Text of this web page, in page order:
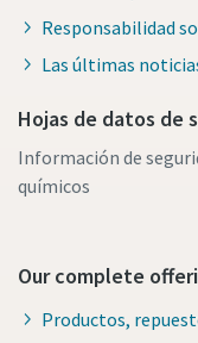
Responsabilidad
Las últimas
Hojas de datos de
Información de
químicos
Our complete
Productos,